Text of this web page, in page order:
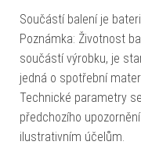
Součástí balení je
Poznámka: Životnost
součástí výrobku, je
jedná o spotřební
Technické parametry
předchozího
ilustrativním účelům.